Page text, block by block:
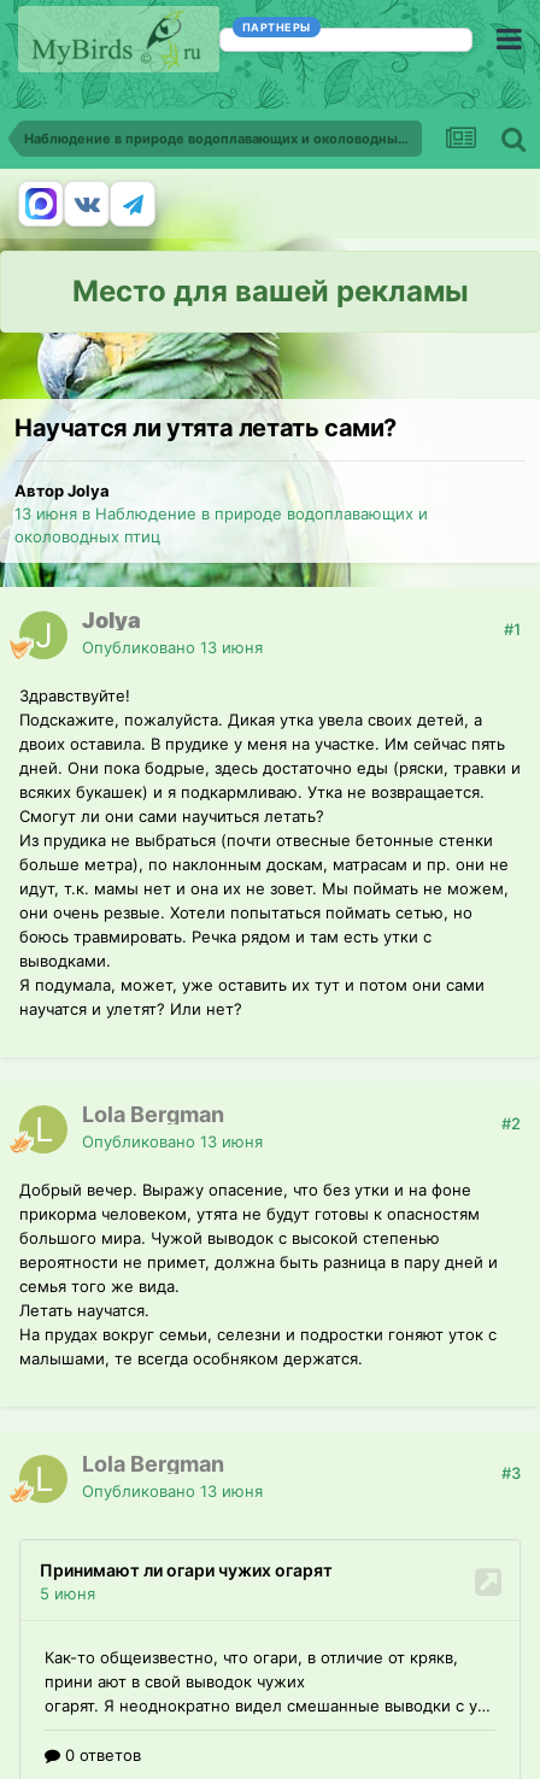
ПАРТНЕРЫ
Наблюдение в природе водоплавающих и околоводных птиц
Место для вашей рекламы
Научатся ли утята летать сами?
Автор Jolya
13 июня в Наблюдение в природе водоплавающих и
околоводных птиц
Jolya
Опубликовано 13 июня
#1
Здравствуйте!
Подскажите, пожалуйста. Дикая утка увела своих детей, а
двоих оставила. В прудике у меня на участке. Им сейчас пять
дней. Они пока бодрые, здесь достаточно еды (ряски, травки и
всяких букашек) и я подкармливаю. Утка не возвращается.
Смогут ли они сами научиться летать?
Из прудика не выбраться (почти отвесные бетонные стенки
больше метра), по наклонным доскам, матрасам и пр. они не
идут, т.к. мамы нет и она их не зовет. Мы поймать не можем,
они очень резвые. Хотели попытаться поймать сетью, но
боюсь травмировать. Речка рядом и там есть утки с
выводками.
Я подумала, может, уже оставить их тут и потом они сами
научатся и улетят? Или нет?
Lola Bergman
Опубликовано 13 июня
#2
Добрый вечер. Выражу опасение, что без утки и на фоне
прикорма человеком, утята не будут готовы к опасностям
большого мира. Чужой выводок с высокой степенью
вероятности не примет, должна быть разница в пару дней и
семья того же вида.
Летать научатся.
На прудах вокруг семьи, селезни и подростки гоняют уток с
малышами, те всегда особняком держатся.
Lola Bergman
Опубликовано 13 июня
#3